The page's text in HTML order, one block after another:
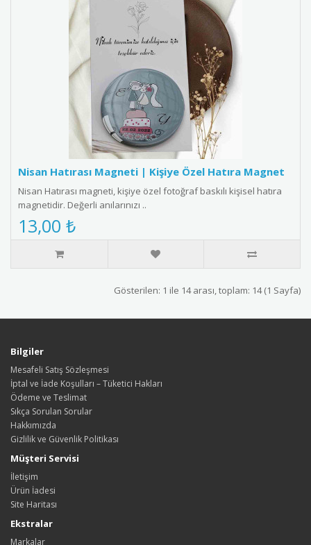
Nisan Hatırası Magneti | Kişiye Özel Hatıra Magnet
Nisan Hatırası magneti, kişiye özel fotoğraf baskılı kişisel hatıra
magnetidir. Değerli anılarınızı ..
13,00 ₺
Gösterilen: 1 ile 14 arası, toplam: 14 (1 Sayfa)
Bilgiler
Mesafeli Satış Sözleşmesi
İptal ve İade Koşulları – Tüketici Hakları
Ödeme ve Teslimat
Sıkça Sorulan Sorular
Hakkımızda
Gizlilik ve Güvenlik Politikası
Müşteri Servisi
İletişim
Ürün İadesi
Site Haritası
Ekstralar
Markalar